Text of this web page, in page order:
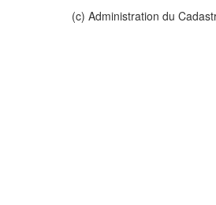
(c) Administration du